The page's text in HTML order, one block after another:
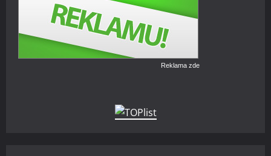
Reklama zde